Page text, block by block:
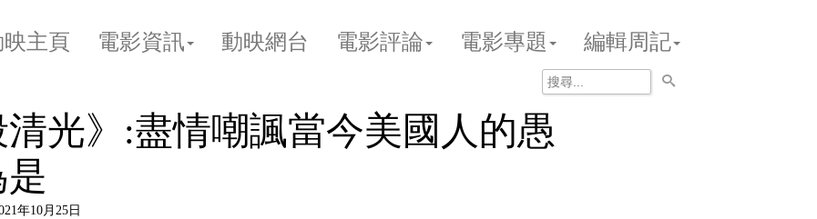
映主頁 電影資訊 動映網台 電影評論 電影專題 編輯周記
清光》:盡情嘲諷當今美國人的愚
年10月25日